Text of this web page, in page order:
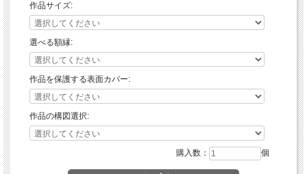
作品サイズ:
選べる額縁:
作品を保護する表面カバー:
作品の構図選択:
購入数： 個